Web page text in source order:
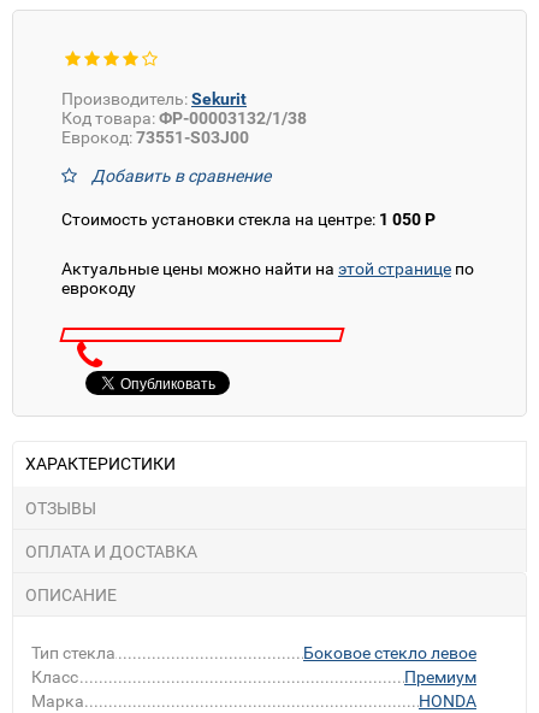
Производитель:Sekurit
Код товара:ФР-00003132/1/38
Еврокод:73551-S03J00
Добавить в сравнение
Стоимость установки стекла на центре: 1 050 Р
Актуальные цены можно найти на этой странице по
еврокоду
ХАРАКТЕРИСТИКИ
ОТЗЫВЫ
ОПЛАТА И ДОСТАВКА
ОПИСАНИЕ
Тип стекла
Боковое стекло левое
Класс
Премиум
Марка
HONDA